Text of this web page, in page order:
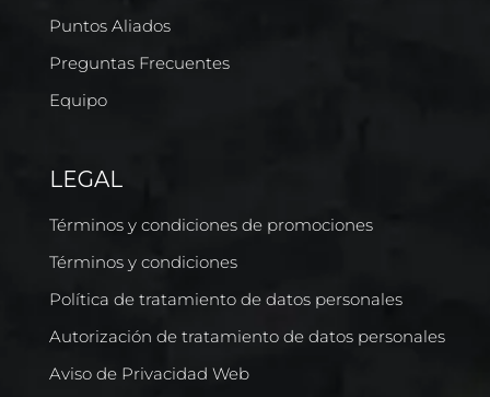
Puntos Aliados
Preguntas Frecuentes
Equipo
LEGAL
Términos y condiciones de promociones
Términos y condiciones
Política de tratamiento de datos personales
Autorización de tratamiento de datos personales
Aviso de Privacidad Web